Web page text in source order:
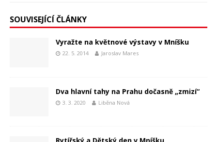
SOUVISEJÍCÍ ČLÁNKY
Vyražte na květnové výstavy v Mníšku
22. 5. 2014 Jaroslav Mares
Dva hlavní tahy na Prahu dočasně „zmizí“
3. 3. 2020 Liběna Nová
Rytířský a Dětský den v Mníšku